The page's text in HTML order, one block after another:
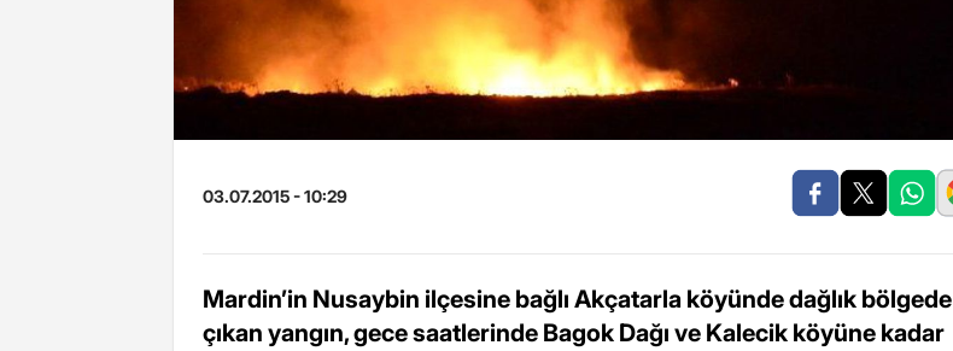
03.07.2015 - 10:29
Mardin’in Nusaybin ilçesine bağlı Akçatarla köyünde dağlık bölgede
çıkan yangın, gece saatlerinde Bagok Dağı ve Kalecik köyüne kadar